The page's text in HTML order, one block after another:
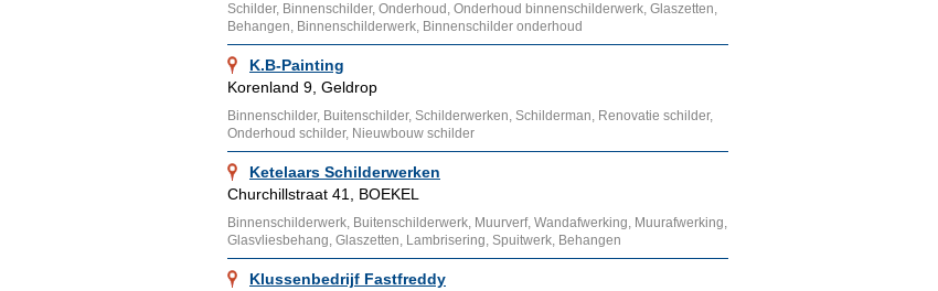
Schilder, Binnenschilder, Onderhoud, Onderhoud binnenschilderwerk, Glaszetten,
Behangen, Binnenschilderwerk, Binnenschilder onderhoud
K.B-Painting
Korenland 9, Geldrop
Binnenschilder, Buitenschilder, Schilderwerken, Schilderman, Renovatie schilder,
Onderhoud schilder, Nieuwbouw schilder
Ketelaars Schilderwerken
Churchillstraat 41, BOEKEL
Binnenschilderwerk, Buitenschilderwerk, Muurverf, Wandafwerking, Muurafwerking,
Glasvliesbehang, Glaszetten, Lambrisering, Spuitwerk, Behangen
Klussenbedrijf Fastfreddy